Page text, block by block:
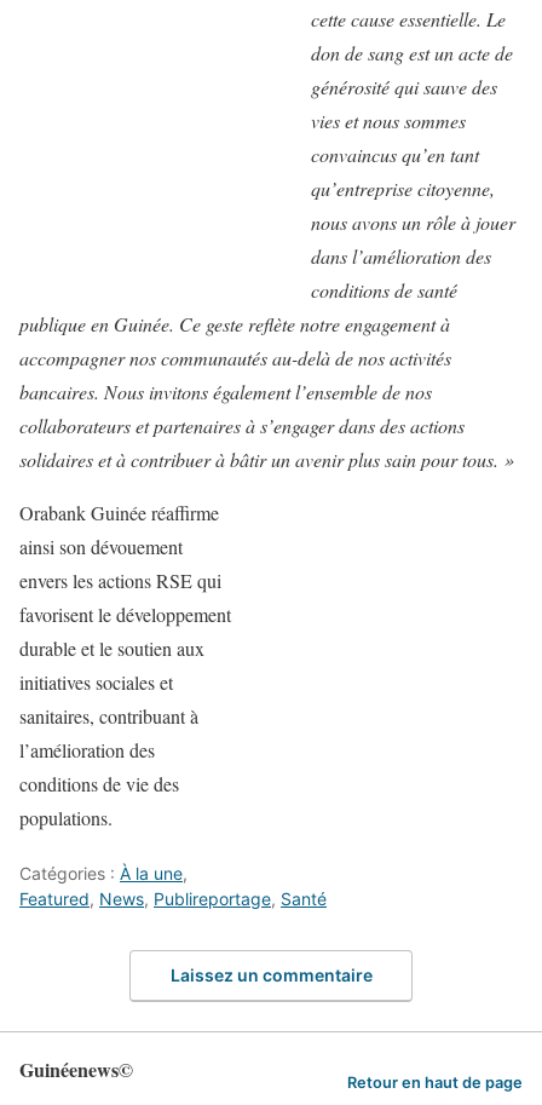
cette cause essentielle. Le
don de sang est un acte de
générosité qui sauve des
vies et nous sommes
convaincus qu’en tant
qu’entreprise citoyenne,
nous avons un rôle à jouer
dans l’amélioration des
conditions de santé
publique en Guinée. Ce geste reflète notre engagement à
accompagner nos communautés au-delà de nos activités
bancaires. Nous invitons également l’ensemble de nos
collaborateurs et partenaires à s’engager dans des actions
solidaires et à contribuer à bâtir un avenir plus sain pour tous. »
Orabank Guinée réaffirme
ainsi son dévouement
envers les actions RSE qui
favorisent le développement
durable et le soutien aux
initiatives sociales et
sanitaires, contribuant à
l’amélioration des
conditions de vie des
populations.
Catégories : À la une,
Featured, News, Publireportage, Santé
Laissez un commentaire
Guinéenews© Retour en haut de page